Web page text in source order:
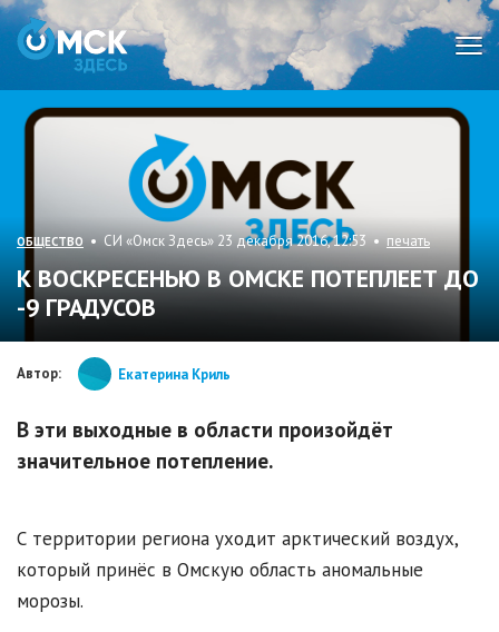
ОБЩЕСТВО • СИ «Омск Здесь» 23 декабря 2016, 12:53 • печать
К ВОСКРЕСЕНЬЮ В ОМСКЕ ПОТЕПЛЕЕТ ДО
-9 ГРАДУСОВ
Автор: Екатерина Криль
В эти выходные в области произойдёт
значительное потепление.
С территории региона уходит арктический воздух,
который принёс в Омскую область аномальные
морозы.